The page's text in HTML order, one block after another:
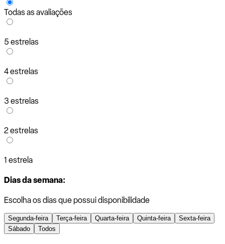
Todas as avaliações
5 estrelas
4 estrelas
3 estrelas
2 estrelas
1 estrela
Dias da semana:
Escolha os dias que possui disponibilidade
Segunda-feira Terça-feira Quarta-feira Quinta-feira
Sexta-feira
Sábado
Todos